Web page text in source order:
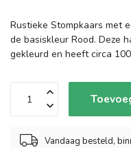
Rustieke Stompkaars met
de basiskleur Rood. Deze
gekleurd en heeft circa
Vandaag besteld,